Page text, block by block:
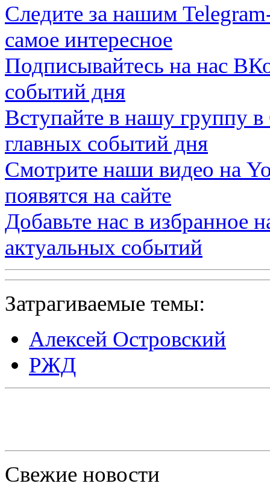
Следите за нашим
самое интересное
Подписывайтесь на нас
событий дня
Вступайте в нашу группу в
главных событий дня
Смотрите наши видео на
появятся на сайте
Добавьте нас в избранное
актуальных событий
Затрагиваемые темы:
Алексей Островский
РЖД
Свежие новости